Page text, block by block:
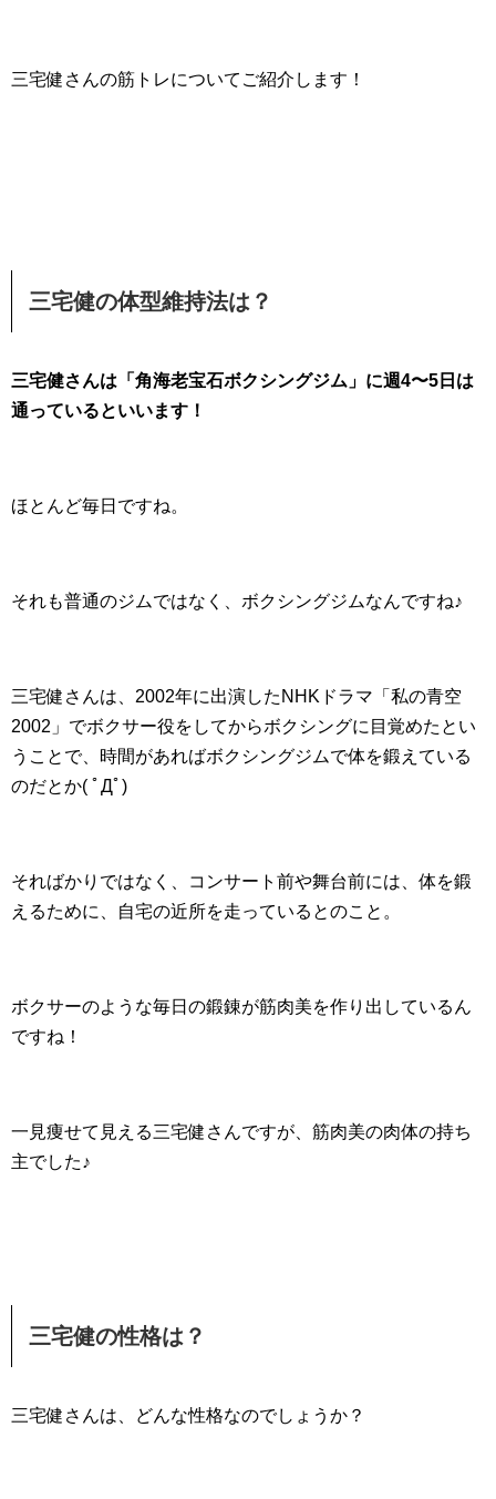
三宅健さんの筋トレについてご紹介します！
三宅健の体型維持法は？
三宅健さんは「角海老宝石ボクシングジム」に週4〜5日は
通っているといいます！
ほとんど毎日ですね。
それも普通のジムではなく、ボクシングジムなんですね♪
三宅健さんは、2002年に出演したNHKドラマ「私の青空
2002」でボクサー役をしてからボクシングに目覚めたとい
うことで、時間があればボクシングジムで体を鍛えている
のだとか( ﾟДﾟ)
そればかりではなく、コンサート前や舞台前には、体を鍛
えるために、自宅の近所を走っているとのこと。
ボクサーのような毎日の鍛錬が筋肉美を作り出しているん
ですね！
一見痩せて見える三宅健さんですが、筋肉美の肉体の持ち
主でした♪
三宅健の性格は？
三宅健さんは、どんな性格なのでしょうか？